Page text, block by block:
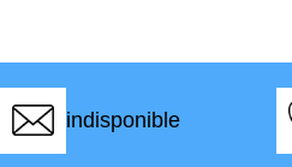
indisponible